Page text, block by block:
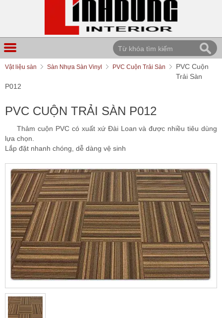
Vật liệu sàn Sàn Nhựa Sàn Vinyl PVC Cuộn Trải Sàn
PVC Cuộn
Trải Sàn
P012
PVC CUỘN TRẢI SÀN P012
Thảm cuộn PVC có xuất xứ Đài Loan và được nhiều tiêu dùng
lựa chọn.
Lắp đặt nhanh chóng, dễ dàng vệ sinh